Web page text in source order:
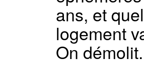
ans, et
logement
On